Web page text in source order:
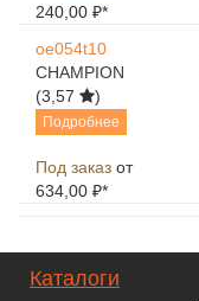
240,00 ₽*
oe054t10
CHAMPION
(3,57
)
Подробнее
Под заказ от
634,00 ₽*
Каталоги